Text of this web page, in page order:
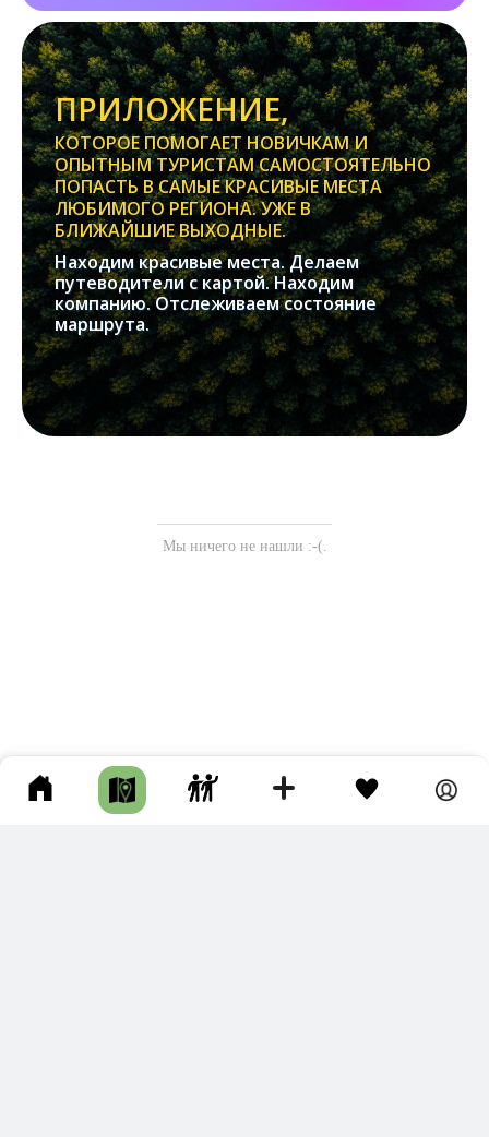
ПРИЛОЖЕНИЕ,
КОТОРОЕ ПОМОГАЕТ НОВИЧКАМ И
ОПЫТНЫМ ТУРИСТАМ САМОСТОЯТЕЛЬНО
ПОПАСТЬ В САМЫЕ КРАСИВЫЕ МЕСТА
ЛЮБИМОГО РЕГИОНА. УЖЕ В
БЛИЖАЙШИЕ ВЫХОДНЫЕ.
Находим красивые места. Делаем
путеводители с картой. Находим
компанию. Отслеживаем состояние
маршрута.
Мы ничего не нашли :-(.